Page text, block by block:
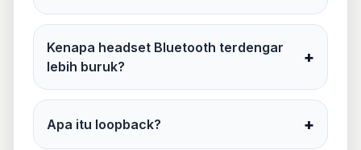
Kenapa headset Bluetooth terdengar
lebih buruk?
+
Apa itu loopback? +